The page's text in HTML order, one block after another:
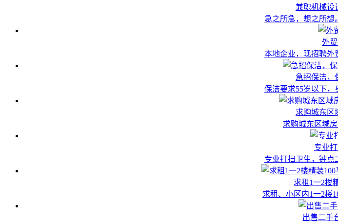
兼职机械设
急之所急，想之所想
外
本地企业，现招聘外
急招保洁，
保洁要求55岁以下，
求购城东区
求购城东区域
专业
专业打扫卫生，钟点
求租1一2楼
求租、小区内1一2楼
出售二手